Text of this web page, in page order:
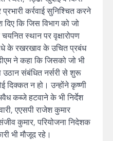
कर्रवाई सुनिश्चित करने
दिए कि जिस विभाग को जो
स्थान पर वृक्षारोपण
के रखरखाव के उचित प्रबंध
ने कहा कि जिसको जो भी
उठान संबंधित नर्सरी से शुरू
दिक्कत न हो। उन्होंने कृष्णी
कब्जे हटवाने के भी निर्देश
एएसपी राजेश कुमार
कुमार, परियोजना निदेशक
भी मौजूद रहे।